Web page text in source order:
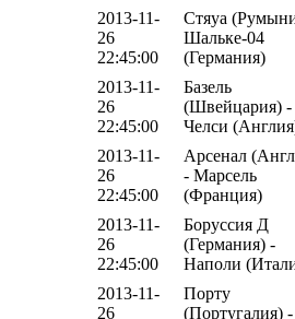
2013-11-
26
22:45:00
Стяуа
Шальке-04
(Германия)
2013-11-
26
22:45:00
Базель
(Швейцария) -
Челси
2013-11-
26
22:45:00
Арсенал
- Марсель
(Франция)
2013-11-
26
22:45:00
Боруссия Д
(Германия) -
Наполи
2013-11-
26
Порту
(Португалия) -